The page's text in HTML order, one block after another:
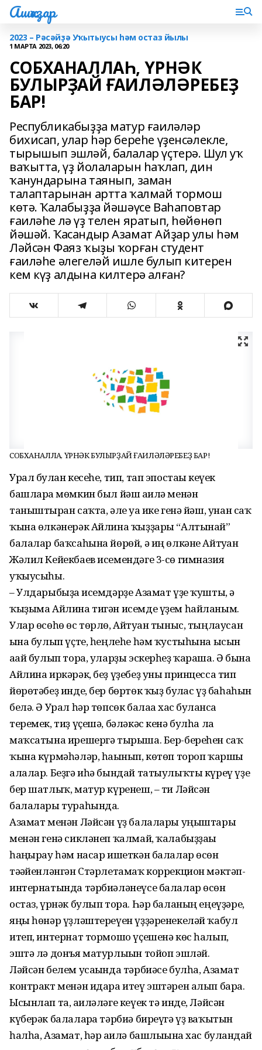
Ашҡаҙар
2023 – Рәсәйҙә Уҡытыусы һәм остаз йылы
1 МАРТА 2023, 06:20
СОБХАНАЛЛАҺ, ҮРНӘК
БУЛЫРҘАЙ ҒАИЛӘЛӘРЕБЕҘ
БАР!
Республикабыҙҙа матур ғаиләләр
бихисап, улар һәр береһе үҙенсәлекле,
тырышып эшләй, балалар үҫтерә. Шул уҡ
ваҡытта, үҙ йолаларын һаҡлап, дин
ҡанундарына таянып, заман
талаптарынан артта ҡалмай тормош
көтә. Ҡалабыҙҙа йәшәүсе Ваһаповтар
ғаиләһе лә үҙ телен яратып, һөйөнөп
йәшәй. Ҡасандыр Азамат Айҙар улы һәм
Ләйсән Фаяз ҡыҙы ҡорған студент
ғаиләһе әлегеләй ишле булып китерен
кем күҙ алдына килтерә алған?
СОБХАНАЛЛАҺ, ҮРНӘК БУЛЫРҘАЙ ҒАИЛӘЛӘРЕБЕҘ БАР!
Урал булған кесеһе, тип, тап эпостағы кеүек
башларға мөмкин был йәш ғаилә менән
таныштырған саҡта, әле уға ике генә йәш, унан саҡ
ҡына өлкәнерәк Айлина ҡыҙҙары “Алтынай”
балалар баҡсаһына йөрөй, ә иң өлкәне Айтуған
Жәлил Кейекбаев исемендәге 3-сө гимназия
уҡыусыһы.
– Улдарыбыҙға исемдәрҙе Азамат үҙе ҡушты, ә
ҡыҙыма Айлина тигән исемде үҙем һайланым.
Улар өсөһө өс төрлө, Айтуған тыныс, тыңлаусан
ғына булып үҫте, һеңлеһе һәм ҡустыһына ысын
ағай булып тора, уларҙы эскерһеҙ ҡараша. Ә бына
Айлина иркәрәк, беҙ үҙебеҙ уны принцесса тип
йөрөтәбеҙ инде, бер бөртөк ҡыҙ булғас үҙ баһаһын
белә. Ә Урал һәр төпсөк балаға хас булғанса
теремек, тиҙ үҫешә, бәләкәс кенә булһа ла
маҡсатына ирешергә тырыша. Бер-береһен саҡ
ҡына күрмәһәләр, һағынып, көтөп тороп ҡаршы
алалар. Беҙгә иһә бындай татыулыҡты күреү үҙе
бер шатлыҡ, матур күренеш, – ти Ләйсән
балалары тураһында.
Азамат менән Ләйсән үҙ балалары уңыштары
менән генә сикләнеп ҡалмай, ҡалабыҙҙағы
һаңғырау һәм насар ишеткән балалар өсөн
тәғәйенләнгән Стәрлетамаҡ коррекцион мәктәп-
интернатында тәрбиәләнеүсе балалар өсөн
остаз, үрнәк булып тора. Һәр баланың еңеүҙәре,
яңы һөнәр үҙләштереүен үҙҙәренекеләй ҡабул
итеп, интернат тормошо үҫешенә көс һалып,
эштә лә донъя матурлығын тойоп эшләй.
Ләйсән белем усағында тәрбиәсе булһа, Азамат
контракт менән идара итеү эштәрен алып бара.
Ысынлап та, ғаиләләге кеүек тә инде, Ләйсән
күберәк балаларға тәрбиә биреүгә үҙ ваҡытын
һалһа, Азамат, һәр ғаилә башлығына хас булғандай